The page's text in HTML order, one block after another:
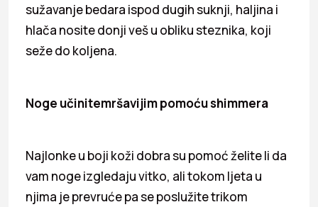
sužavanje bedara ispod dugih suknji, haljina i
hlača nosite donji veš u obliku steznika, koji
seže do koljena.
Noge učinitemršavijim pomoću shimmera
Najlonke u boji koži dobra su pomoć želite li da
vam noge izgledaju vitko, ali tokom ljeta u
njima je prevruće pa se poslužite trikom